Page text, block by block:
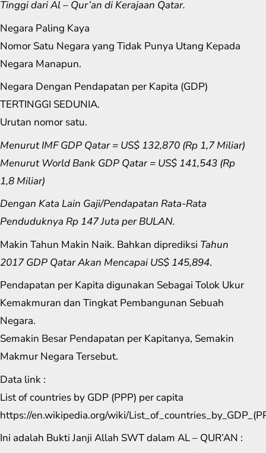
Tinggi dari Al – Qur’an di Kerajaan Qatar.
Negara Paling Kaya
Nomor Satu Negara yang Tidak Punya Utang Kepada
Negara Manapun.
Negara Dengan Pendapatan per Kapita (GDP)
TERTINGGI SEDUNIA.
Urutan nomor satu.
Menurut IMF GDP Qatar = US$ 132,870 (Rp 1,7 Miliar)
Menurut World Bank GDP Qatar = US$ 141,543 (Rp
1,8 Miliar)
Dengan Kata Lain Gaji/Pendapatan Rata-Rata
Penduduknya Rp 147 Juta per BULAN.
Makin Tahun Makin Naik. Bahkan diprediksi Tahun
2017 GDP Qatar Akan Mencapai US$ 145,894.
Pendapatan per Kapita digunakan Sebagai Tolok Ukur
Kemakmuran dan Tingkat Pembangunan Sebuah
Negara.
Semakin Besar Pendapatan per Kapitanya, Semakin
Makmur Negara Tersebut.
Data link :
List of countries by GDP (PPP) per capita
https://en.wikipedia.org/wiki/
Ini adalah Bukti Janji Allah SWT dalam AL – QUR’AN :